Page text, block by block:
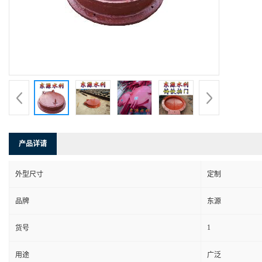
产品详请
外型尺寸 定制
品牌 东源
货号 1
用途 广泛